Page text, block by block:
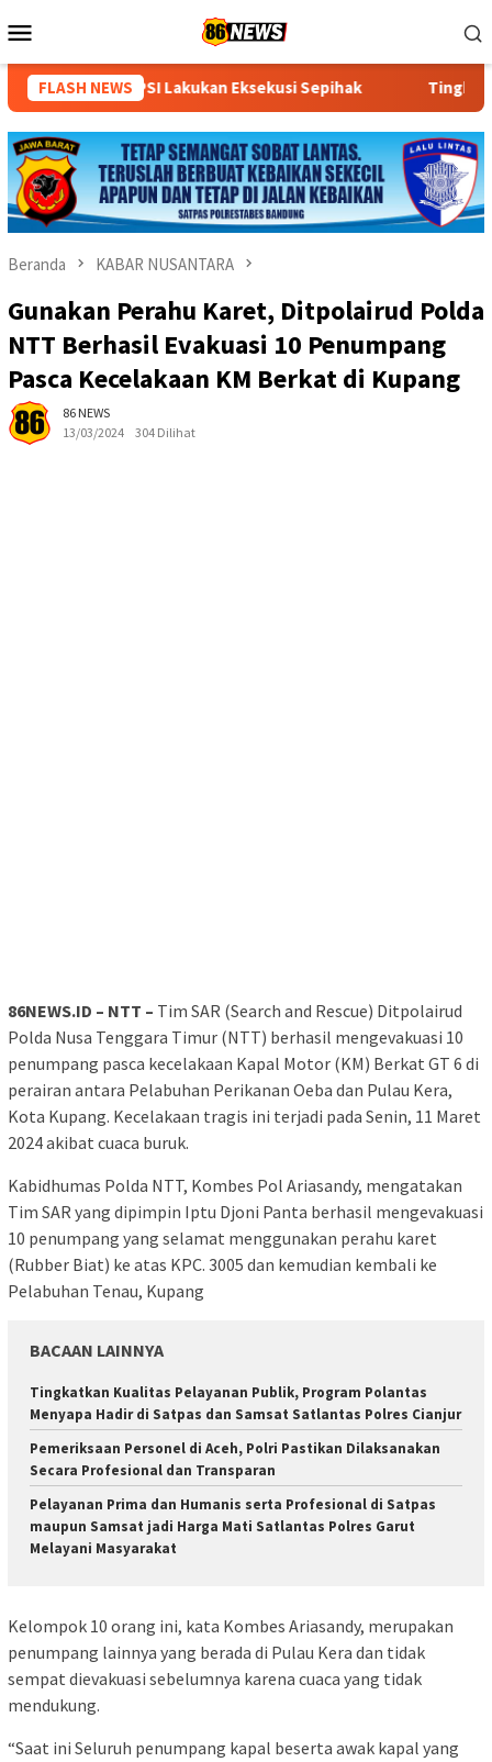
ke
Mobile
FLASH NEWS
Eksekusi Sepihak Tingkatkan Kualitas Pelayanan
Beranda KABAR NUSANTARA
Gunakan Perahu Karet, Ditpolairud Polda
NTT Berhasil Evakuasi 10 Penumpang
Pasca Kecelakaan KM Berkat di Kupang
86 NEWS
13/03/2024
304 Dilihat
86NEWS.ID – NTT – Tim SAR (Search and Rescue) Ditpolairud
Polda Nusa Tenggara Timur (NTT) berhasil mengevakuasi 10
penumpang pasca kecelakaan Kapal Motor (KM) Berkat GT 6 di
perairan antara Pelabuhan Perikanan Oeba dan Pulau Kera,
Kota Kupang. Kecelakaan tragis ini terjadi pada Senin, 11 Maret
2024 akibat cuaca buruk.
Kabidhumas Polda NTT, Kombes Pol Ariasandy, mengatakan
Tim SAR yang dipimpin Iptu Djoni Panta berhasil mengevakuasi
10 penumpang yang selamat menggunakan perahu karet
(Rubber Biat) ke atas KPC. 3005 dan kemudian kembali ke
Pelabuhan Tenau, Kupang
BACAAN LAINNYA
Tingkatkan Kualitas Pelayanan Publik, Program Polantas
Menyapa Hadir di Satpas dan Samsat Satlantas Polres Cianjur
Pemeriksaan Personel di Aceh, Polri Pastikan Dilaksanakan
Secara Profesional dan Transparan
Pelayanan Prima dan Humanis serta Profesional di Satpas
maupun Samsat jadi Harga Mati Satlantas Polres Garut
Melayani Masyarakat
Kelompok 10 orang ini, kata Kombes Ariasandy, merupakan
penumpang lainnya yang berada di Pulau Kera dan tidak
sempat dievakuasi sebelumnya karena cuaca yang tidak
mendukung.
“Saat ini Seluruh penumpang kapal beserta awak kapal yang